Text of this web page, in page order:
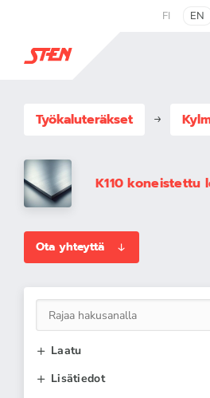
FI EN
Työkaluteräkset
K110 koneistettu
Ota yhteyttä
Laatu
Lisätiedot